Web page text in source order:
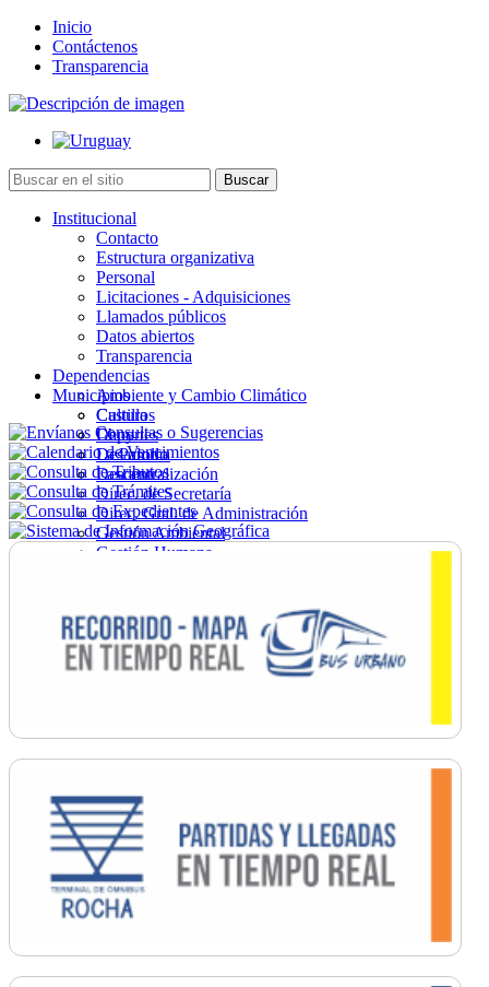
Inicio
Contáctenos
Transparencia
Institucional
Contacto
Estructura organizativa
Personal
Licitaciones - Adquisiciones
Llamados públicos
Datos abiertos
Transparencia
Dependencias
Ambiente y Cambio Climático
Cultura
Deportes
Desarrollo
Descentralización
Direc. de Secretaría
Direc. Gral. de Administración
Gestión Ambiental
Gestión Humana
Ordenamiento
Promoción Social
Salud
Secretaría General
Municipios
Castillos
Chuy
La Paloma
Lascano